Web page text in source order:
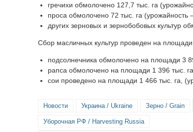
гречихи обмолочено 127,7 тыс. га
проса обмолочено 72 тыс. га
других зерновых и зернобобовых культур
Сбор масличных культур проведен на
подсолнечника обмолочено на площади 3
рапса обмолочено на площади 1 396 тыс.
сои проведено на площади 1 466 тыс. га,
Новости Украина / Ukraine Зерно / Grain
Уборочная РФ / Harvesting Russia